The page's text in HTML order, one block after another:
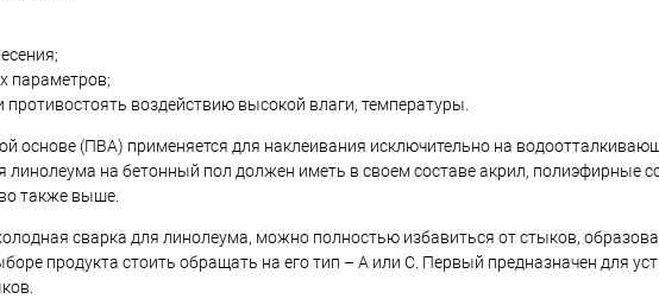
параметров;
противостоять воздействию высокой влаги, температуры.
основе (ПВА) применяется для наклеивания исключительно на
линолеума на бетонный пол должен иметь в своем составе акрил, полиэфирные
также выше.
сварка для линолеума, можно полностью избавиться от стыков,
продукта стоить обращать на его тип – А или С. Первый предназначен для